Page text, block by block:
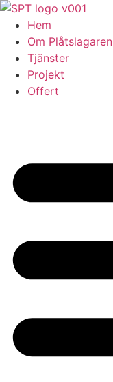
Skip
content
Hem
Om Plåtslagaren
Tjänster
Projekt
Offert